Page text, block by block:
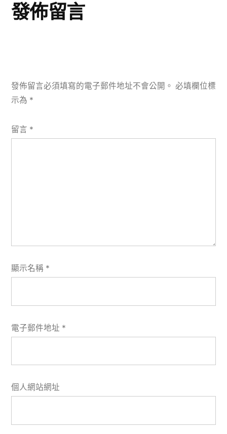
發佈留言
發佈留言必須填寫的電子郵件地址不會公開。 必填欄位標
示為 *
留言 *
顯示名稱 *
電子郵件地址 *
個人網站網址